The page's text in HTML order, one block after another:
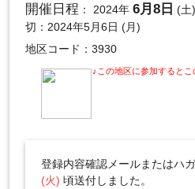
開催日程 ： 2024年 6月8日 (土
切：2024年5月6日 (月)
地区コード：3930
♪この地区に参加すると
登録内容確認メールまたはハ
(火) 頃送付しました。